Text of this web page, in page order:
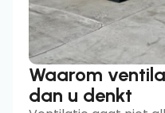
Waarom
dan u denkt